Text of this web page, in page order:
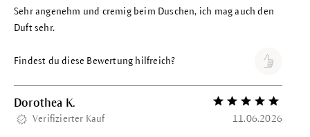
Sehr angenehm und cremig beim Duschen, ich mag auch den
Duft sehr.
Findest du diese Bewertung hilfreich?
Dorothea K. Bewertung mit 5
Verifizierter Kauf 11.06.2026